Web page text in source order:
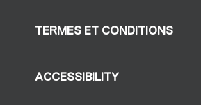
TERMES ET CONDITIONS
ACCESSIBILITY